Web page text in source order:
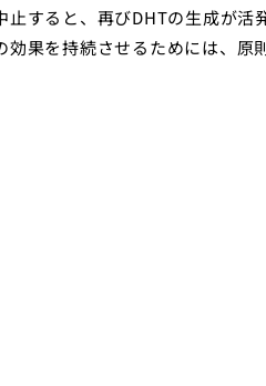
すると、再びDHTの生成が活
果を持続させるためには、原